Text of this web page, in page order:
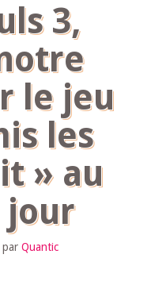
3,
le jeu
les
» au
jour
par Quantic